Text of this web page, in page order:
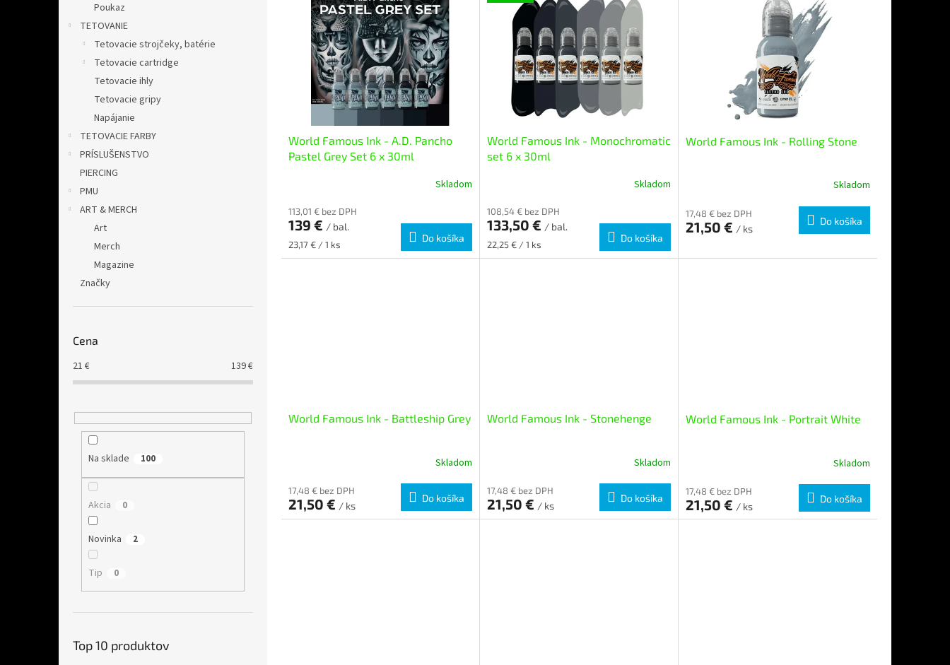
Poukaz
TETOVANIE
Tetovacie strojčeky, batérie
Tetovacie cartridge
Tetovacie ihly
Tetovacie gripy
Napájanie
TETOVACIE FARBY
PRÍSLUŠENSTVO
PIERCING
PMU
ART & MERCH
Art
Merch
Magazine
Značky
Cena
21 € 139€
Na sklade 100
Akcia 0
Novinka 2
Tip 0
Top 10 produktov
World Famous Ink - A.D. Pancho
Pastel Grey Set 6 x 30ml
Skladom
113,01 € bez DPH
139 € / bal.
Jednotková
cena:
23,17 € / 1 ks
Do košíka
World Famous Ink - Monochromatic
set 6 x 30ml
Skladom
108,54 € bez DPH
133,50 € / bal.
Jednotková
cena:
22,25 € / 1 ks
Do košíka
World Famous Ink - Rolling Stone
Skladom
17,48 € bez DPH
21,50 € / ks
Do košíka
World Famous Ink - Battleship Grey
Skladom
17,48 € bez DPH
21,50 € / ks
Do košíka
World Famous Ink - Stonehenge
Skladom
17,48 € bez DPH
21,50 € / ks
Do košíka
World Famous Ink - Portrait White
Skladom
17,48 € bez DPH
21,50 € / ks
Do košíka